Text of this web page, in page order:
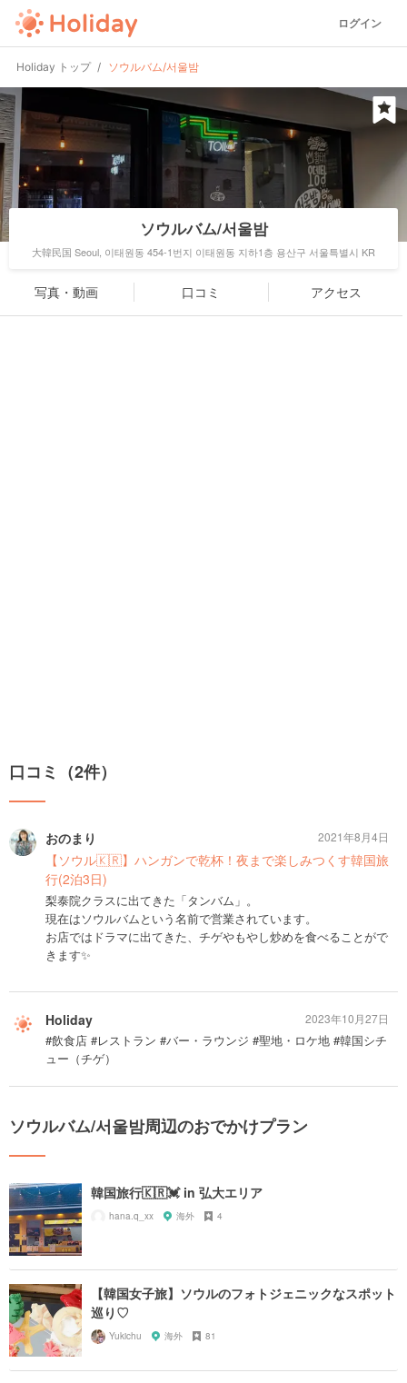
ログイン
Holiday トップ ソウルバム/서울밤
ソウルバム/서울밤
大韓民国 Seoul, 이태원동 454-1번지 이태원동 지하1층 용산구 서울특별시 KR
写真・動画 口コミ アクセス
口コミ（2件）
おのまり
【ソウル🇰🇷】ハンガンで乾杯！夜まで楽しみつくす韓国旅
行(2泊3日)
梨泰院クラスに出てきた「タンバム」。
現在はソウルバムという名前で営業されています。
お店ではドラマに出てきた、チゲやもやし炒めを食べることがで
きます✨
2021年8月4日
Holiday
#飲食店 #レストラン #バー・ラウンジ #聖地・ロケ地 #韓国シチ
ュー（チゲ）
2023年10月27日
ソウルバム/서울밤周辺のおでかけプラン
韓国旅行🇰🇷💓 in 弘大エリア
hana.q_xx 海外 4
【韓国女子旅】ソウルのフォトジェニックなスポット
巡り♡
Yukichu 海外 81